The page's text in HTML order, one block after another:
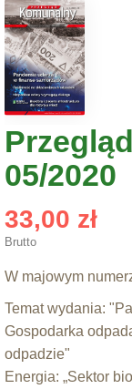
05/2020
33,00 zł
Brutto
W majowym
Temat wydania:
Gospodarka
odpadzie"
Energia: „Sektor